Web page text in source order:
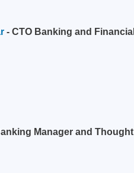
- CTO Banking and Financial
Manager and Thought